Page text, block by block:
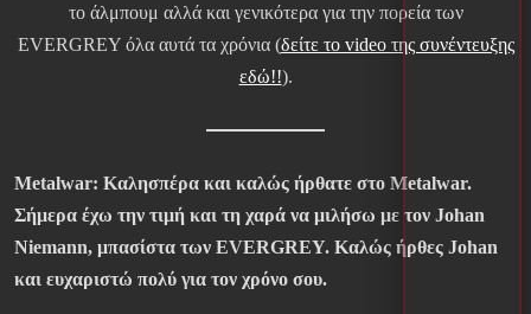
το άλμπουμ αλλά και γενικότερα για την πορεία των
EVERGREY όλα αυτά τα χρόνια (δείτε το video της συνέντευξης
εδώ!!).
Metalwar: Καλησπέρα και καλώς ήρθατε στο Metalwar.
Σήμερα έχω την τιμή και τη χαρά να μιλήσω με τον Johan
Niemann, μπασίστα των EVERGREY. Καλώς ήρθες Johan
και ευχαριστώ πολύ για τον χρόνο σου.